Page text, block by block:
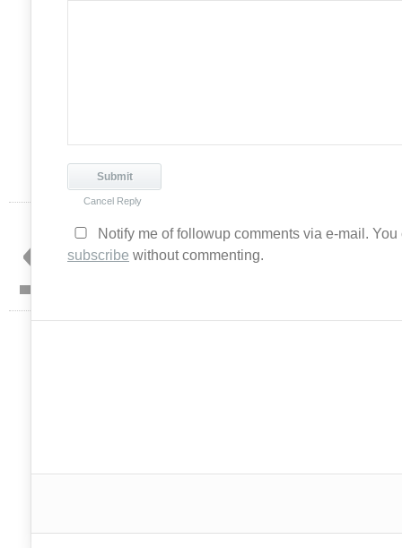
Cancel Reply
Notify me of followup comments via e-mail. You
subscribe without commenting.
«